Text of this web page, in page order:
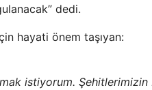
dedi.
hayati önem taşıyan:
istiyorum. Şehitlerimizin